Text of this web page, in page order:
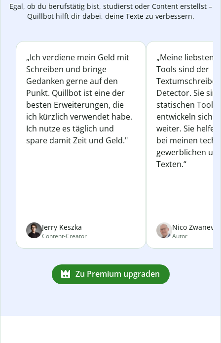
Egal, ob du berufstätig bist, studierst oder Content erstellst –
Quillbot hilft dir dabei, deine Texte zu verbessern.
„Ich verdiene mein Geld mit
Schreiben und bringe
Gedanken gerne auf den
Punkt. Quillbot ist eine der
besten Erweiterungen, die
ich kürzlich verwendet habe.
Ich nutze es täglich und
spare damit Zeit und Geld."
Jerry Keszka
Content-Creator
„Meine liebsten
Tools sind der
Detector. Sie
statischen
entwickeln sich
weiter. Sie
bei meinen
gewerblichen
Texten.“
Nico
Autor
Zu Premium upgraden